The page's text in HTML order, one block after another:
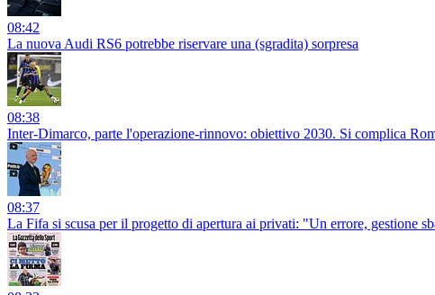
08:42
La nuova Audi RS6 potrebbe riservare una (sgradita) sorpresa
08:38
Inter-Dimarco, parte l'operazione-rinnovo: obiettivo 2030. Si complica
08:37
La Fifa si scusa per il progetto di apertura ai privati: "Un errore, gestione